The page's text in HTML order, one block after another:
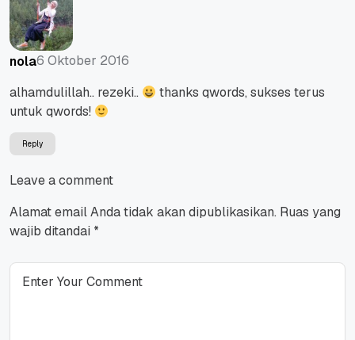
nola6 Oktober 2016
alhamdulillah.. rezeki..
thanks qwords, sukses terus
untuk qwords!
Reply
Leave a comment
Alamat email Anda tidak akan dipublikasikan. Ruas yang
wajib ditandai *